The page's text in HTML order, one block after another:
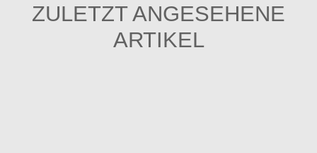
ZULETZT ANGESEHENE
ARTIKEL